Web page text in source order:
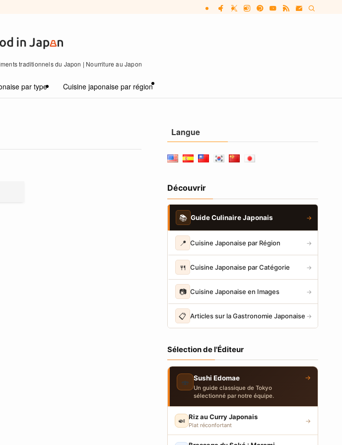
traditionnels du Japon | Nourriture au Japon
par type Cuisine japonaise par région
Langue
Découvrir
📚 Guide Culinaire Japonais →
📍 Cuisine Japonaise par Région →
🍴 Cuisine Japonaise par Catégorie →
📷 Cuisine Japonaise en Images →
📋 Articles sur la Gastronomie Japonaise →
Sélection de l'Éditeur
🍣 Sushi Edomae
Un guide classique de Tokyo
sélectionné par notre équipe.
→
🍛 Riz au Curry Japonais
Plat réconfortant
→